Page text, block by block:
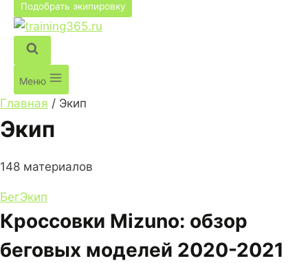
Подобрать экипировку
Меню
Главная / Экип
Экип
148 материалов
БегЭкип
Кроссовки Mizuno: обзор
беговых моделей 2020-2021